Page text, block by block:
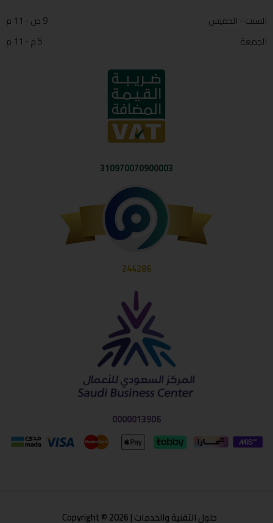
السبت - الخميس
9 ص - 11 م
الجمعة
5 م - 11 م
310970070900003
244286
0000013906
حلول التقنية والخدمات | Copyright © 2026